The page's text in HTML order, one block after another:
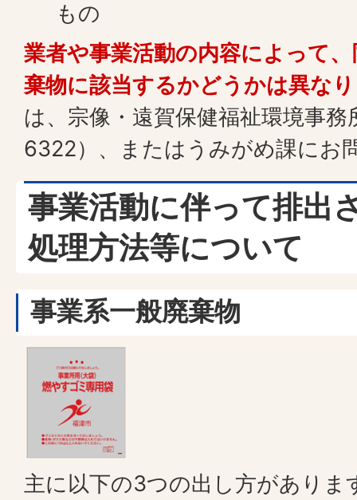
もの
業者や事業活動の内容によって
棄物に該当するかどうかは異な
は、宗像・遠賀保健福祉環境事
6322）、またはうみがめ課にお
事業活動に伴って排出
処理方法等について
事業系一般廃棄物
主に以下の3つの出し方がありま